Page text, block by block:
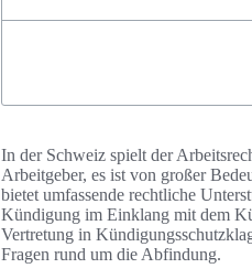
In der Schweiz spielt der
Arbeitgeber, es ist von großer
bietet umfassende rechtliche
Kündigung im Einklang mit dem
Vertretung in
Fragen rund um die Abfindung.